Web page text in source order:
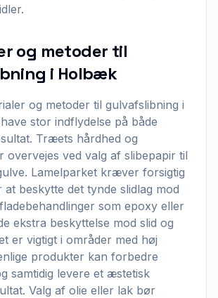
og metoder til
i Holbæk
og metoder til gulvafslibning i
stor indflydelse på både
Træets hårdhed og
overvejes ved valg af slibepapir til
Lamelparket kræver forsigtig
beskytte det tynde slidlag mod
som epoxy eller
ekstra beskyttelse mod slid og
er vigtigt i områder med høj
produkter kan forbedre
samtidig levere et æstetisk
Valg af olie eller lak bør